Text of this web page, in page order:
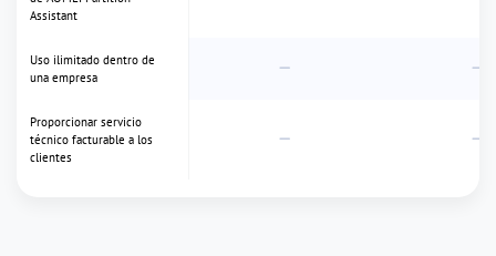
Uso empresarial
Crear, ampliar, reducir,
mover, eliminar, formatear,
fusionar, clonar particiones
Convertir disco de datos a